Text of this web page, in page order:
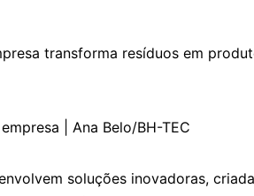
transforma resíduos em
| Ana Belo/BH-TEC
soluções inovadoras,